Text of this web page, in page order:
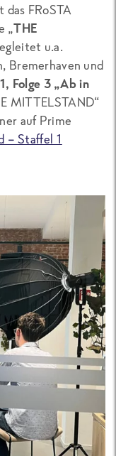
FRoSTA
„THE
u.a.
Bremerhaven und
Folge 3 „Ab in
MITTELSTAND“
auf Prime
– Staffel 1